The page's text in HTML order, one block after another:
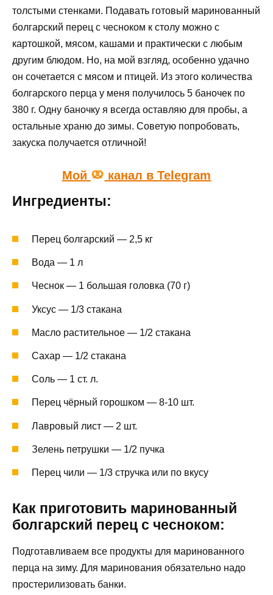
толстыми стенками. Подавать готовый маринованный
болгарский перец с чесноком к столу можно с
картошкой, мясом, кашами и практически с любым
другим блюдом. Но, на мой взгляд, особенно удачно
он сочетается с мясом и птицей. Из этого количества
болгарского перца у меня получилось 5 баночек по
380 г. Одну баночку я всегда оставляю для пробы, а
остальные храню до зимы. Советую попробовать,
закуска получается отличной!
Мой канал в Telegram
Ингредиенты:
Перец болгарский — 2,5 кг
Вода — 1 л
Чеснок — 1 большая головка (70 г)
Уксус — 1/3 стакана
Масло растительное — 1/2 стакана
Сахар — 1/2 стакана
Соль — 1 ст. л.
Перец чёрный горошком — 8-10 шт.
Лавровый лист — 2 шт.
Зелень петрушки — 1/2 пучка
Перец чили — 1/3 стручка или по вкусу
Как приготовить маринованный
болгарский перец с чесноком:
Подготавливаем все продукты для маринованного
перца на зиму. Для маринования обязательно надо
простерилизовать банки.